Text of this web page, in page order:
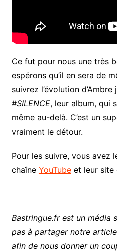
Ce fut pour nous une très
espérons qu’il en sera de
suivrez l’évolution
#SILENCE, leur album, qui
même au-delà. C’est un
vraiment le détour.
Pour les suivre, vous avez
chaîne YouTubeet leur site
Bastringue.fr est un média
pas à partager notre
afin de nous donner un